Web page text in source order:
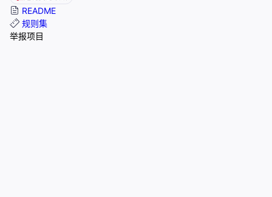
README
规则集
举报项目